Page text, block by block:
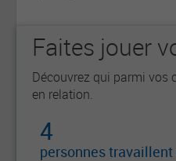
Faites jouer
Découvrez qui parmi vos
en relation.
4
personnes